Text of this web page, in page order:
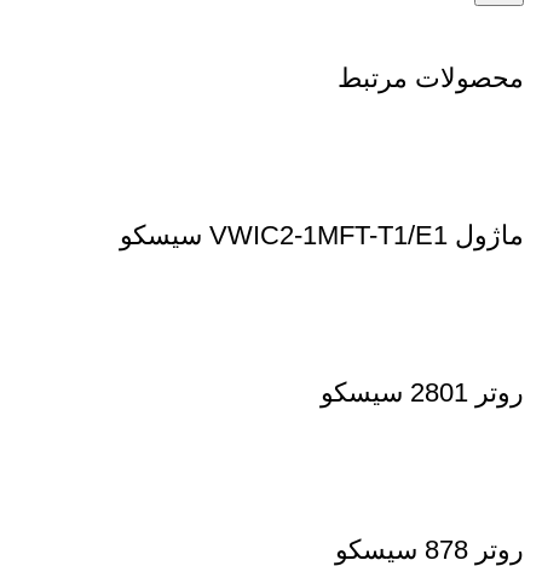
محصولات مرتبط
ماژول VWIC2-1MFT-T1/E1 سیسکو
روتر 2801 سیسکو
روتر 878 سیسکو